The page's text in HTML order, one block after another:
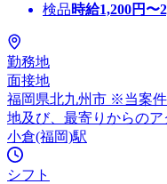
検品時給1,200円〜
勤務地
面接地
福岡県北九州市 ※当案
地及び、最寄りからのア
小倉(福岡)駅
シフト